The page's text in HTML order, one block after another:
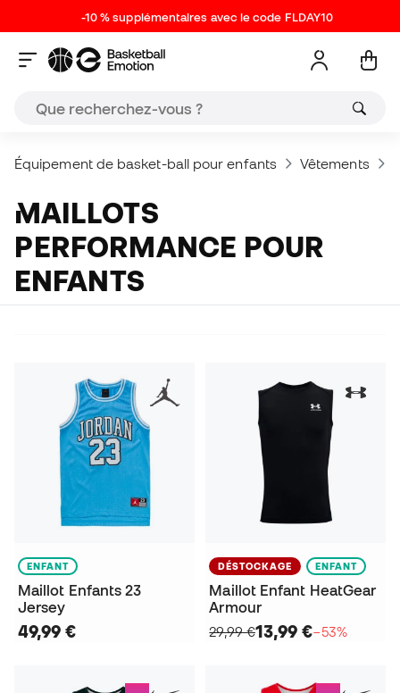
-10 % supplémentaires avec le code FLDAY10
Équipement de basket-ball pour enfants Vêtements
MAILLOTS
PERFORMANCE POUR
ENFANTS
ENFANT
Maillot Enfants 23
Jersey
49,99 €
DÉSTOCKAGE ENFANT
Maillot Enfant HeatGear
Armour
29,99 €13,99 €−53%